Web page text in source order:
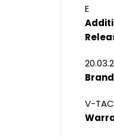
E
Brand
V-TAC